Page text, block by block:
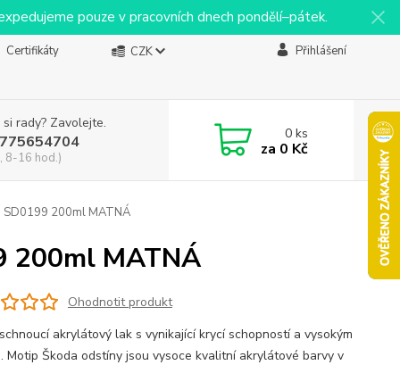
pouze v pracovních dnech pondělí–pátek.
Certifikáty CZK Přihlášení
rady? Zavolejte.
8-16 hod.)
0ks
za 0 Kč
200ml MATNÁ
200ml MATNÁ
Ohodnotit produkt
akrylátový lak s vynikající krycí schopností a vysokým
Motip Škoda odstíny jsou vysoce kvalitní akrylátové barvy v